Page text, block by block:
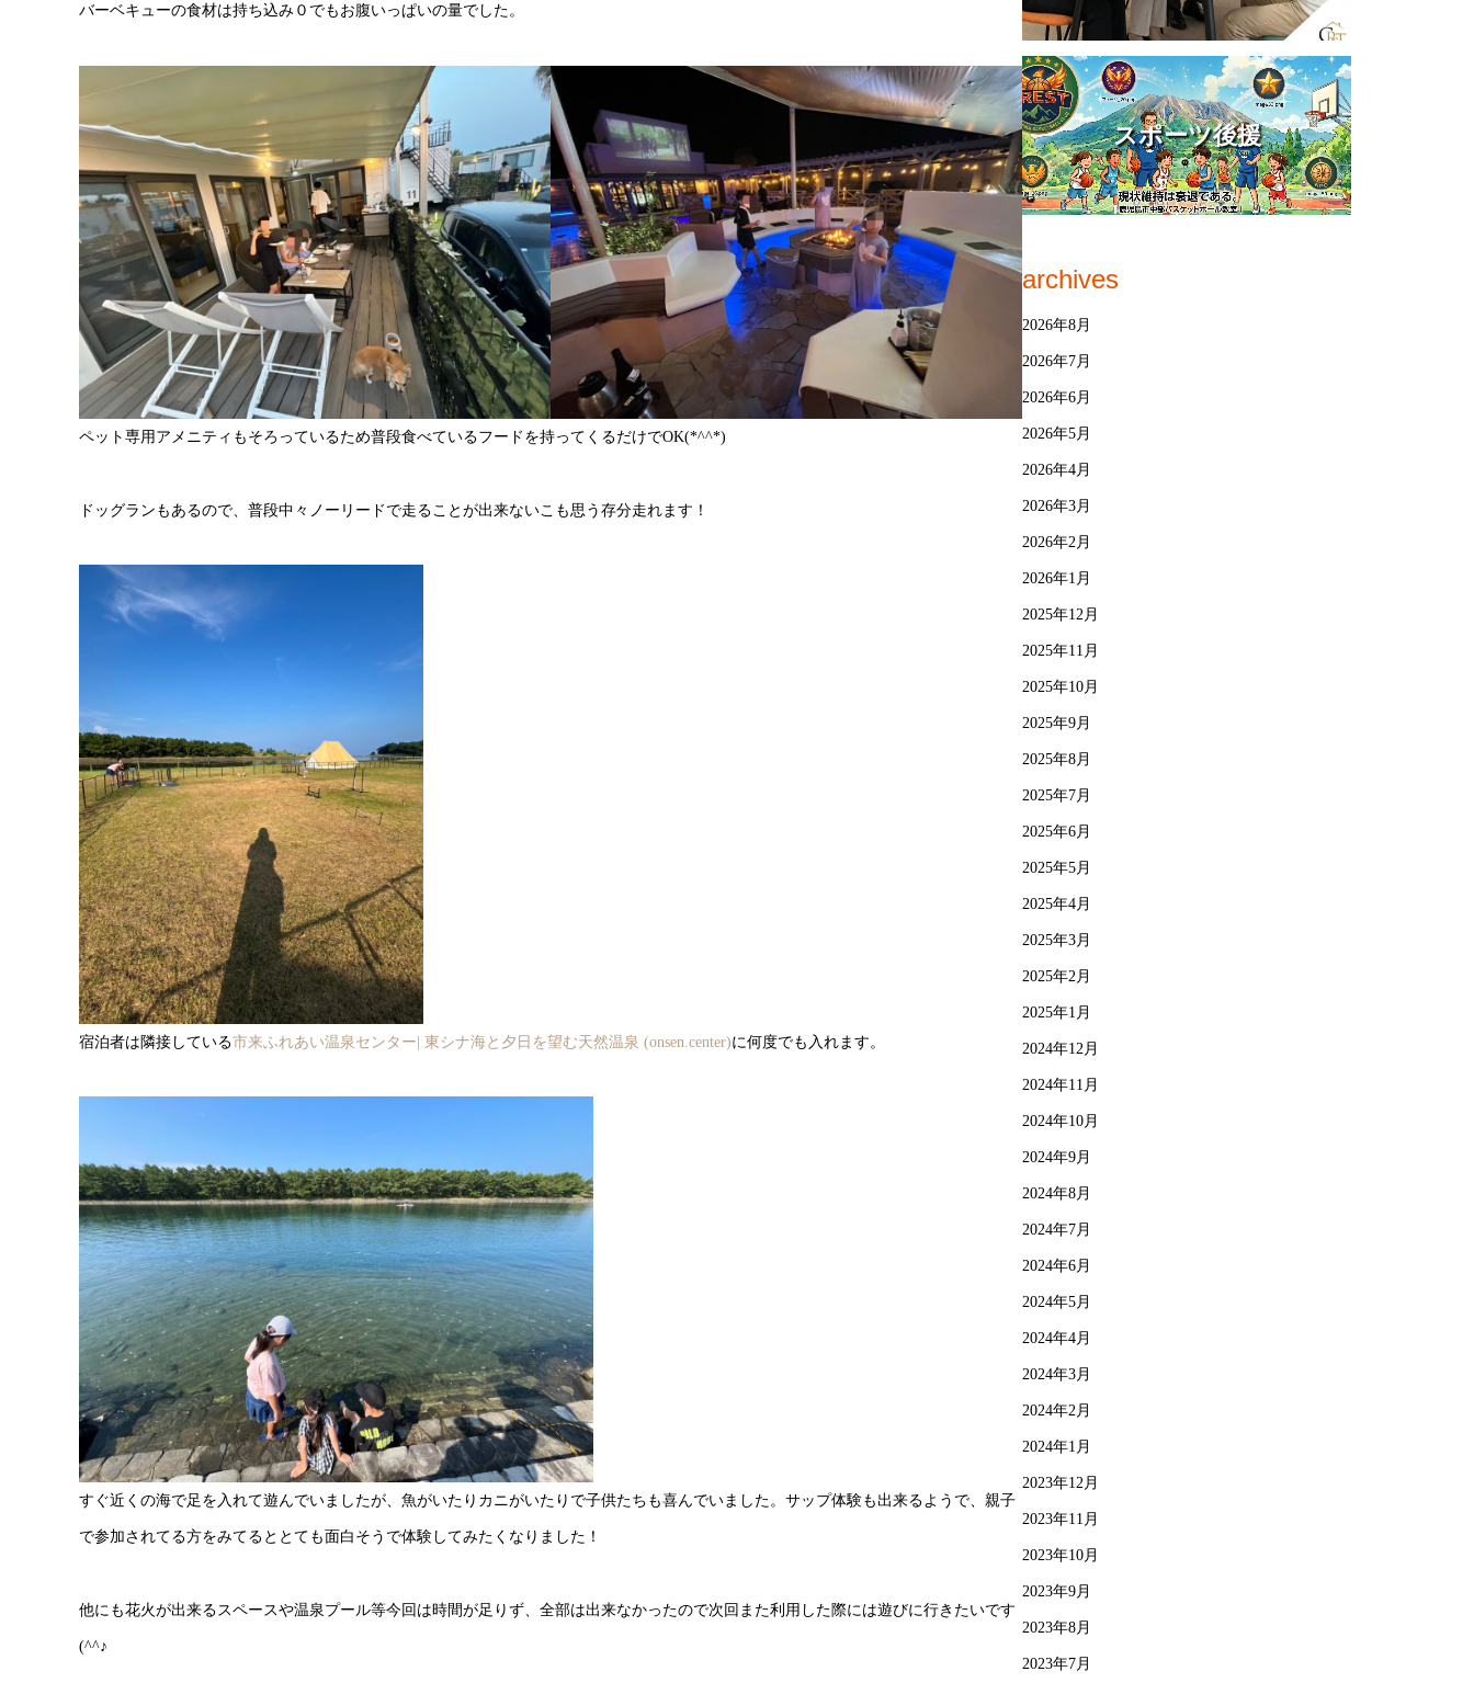
バーベキューの食材は持ち込み０でもお腹いっぱいの量でした。
ペット専用アメニティもそろっているため普段食べているフードを持ってくるだけでOK(*^^*)
ドッグランもあるので、普段中々ノーリードで走ることが出来ないこも思う存分走れます！
宿泊者は隣接している市来ふれあい温泉センター| 東シナ海と夕日を望む天然温泉 (onsen.center)に何度でも入れます。
すぐ近くの海で足を入れて遊んでいましたが、魚がいたりカニがいたりで子供たちも喜んでいました。サップ体験も出来るようで、親子
で参加されてる方をみてるととても面白そうで体験してみたくなりました！
他にも花火が出来るスペースや温泉プール等今回は時間が足りず、全部は出来なかったので次回また利用した際には遊びに行きたいです
(^^♪
スポーツ後援
archives
2026年8月
2026年7月
2026年6月
2026年5月
2026年4月
2026年3月
2026年2月
2026年1月
2025年12月
2025年11月
2025年10月
2025年9月
2025年8月
2025年7月
2025年6月
2025年5月
2025年4月
2025年3月
2025年2月
2025年1月
2024年12月
2024年11月
2024年10月
2024年9月
2024年8月
2024年7月
2024年6月
2024年5月
2024年4月
2024年3月
2024年2月
2024年1月
2023年12月
2023年11月
2023年10月
2023年9月
2023年8月
2023年7月